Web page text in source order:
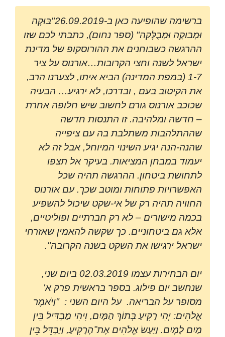
ברשימה שהופיעה כאן ב-26.09.2019"בּוּקָה
וּמְבוּקָה וּמְבֻלָּקה" (ספר נחום), כתבתי לכם שזו
ההרגשה כשבוחנים את ההורוסקופ של מדינת
ישראל לשנה וחצי הקרובות…אורנוס על ציר
1-7 (במפת המדינה) הביא איתו, לצערנו הרב,
את הקיטוב בעם , ובדרכו, לא ירגיע… הבעיה
שכוכב אורנוס גורם לחשוב שיש חלופה אחרת
– חדשה ומלהיבה. זו התנסות חדשה
שההתלהבות משתלבת בה עם ציפייה
שהנה-הנה יגיע השינוי המיוחל, אבל זה לא
יעמוד במבחן המציאות. בעיקר אל תצפו
לתחושת ביטחון. ההרגשה תהיה שכל
האפשרויות פתוחות ומוטב שכך. עם אורנוס
החוויה תהיה רק של אי-שקט שיכול להשפיע
בכמה מישורים – לא רק חברתיים ופוליטיים,
אלא גם ביטחוניים. כך שקשה להאמין שאזרחי
ישראל ירגישו את השקט בשנה הקרובה".
יום הבחירות עצמו 02.03.2019 ביום שני,
שנחשב יום פילוג. בספר בראשית פרק א'
מסופר על הבריאה. על היום השני : "וַיֹּאמֶר
אֱלֹהִים: יְהִי רָקִיעַ בְּתוֹךְ הַמָּיִם, וִיהִי מַבְדִּיל בֵּין
מַיִם לָמָיִם. וַיַּעַשׂ אֱלֹהִים אֶת־הָרָקִיעַ, וַיַּבְדֵּל בֵּין